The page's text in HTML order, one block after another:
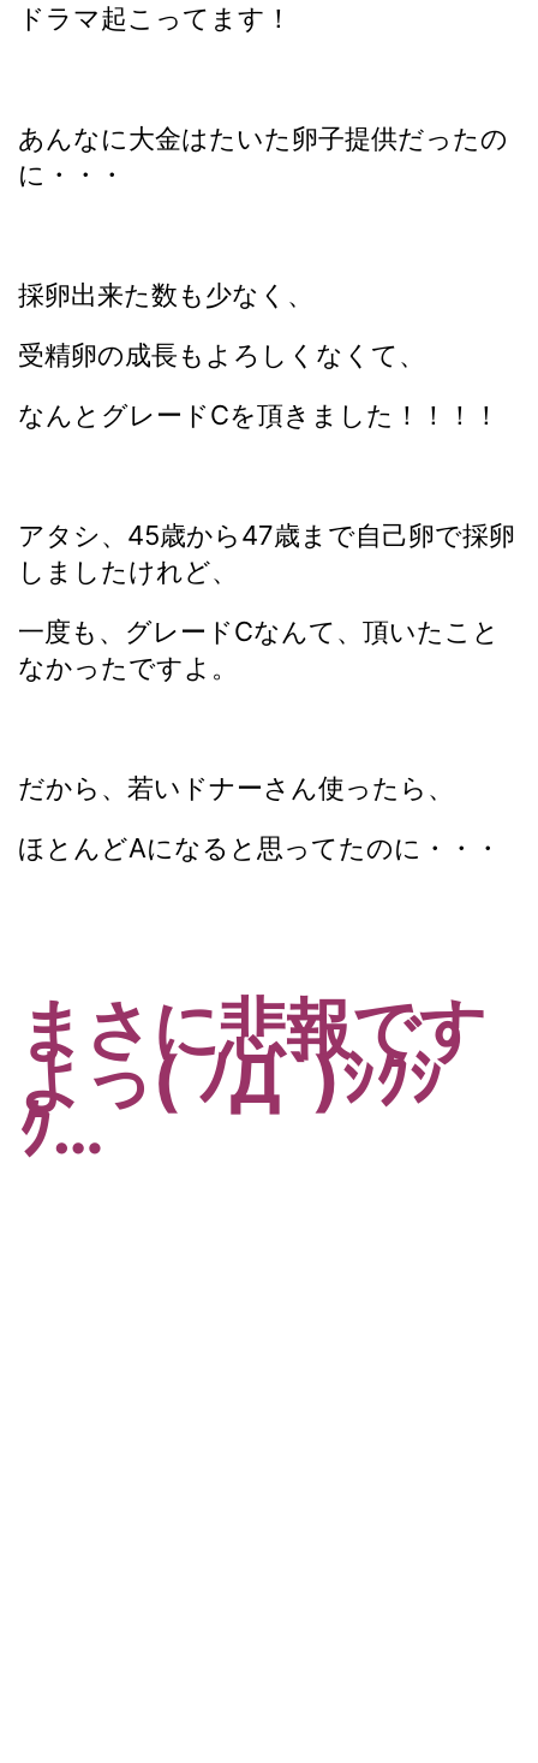
ドラマ起こってます！
あんなに大金はたいた卵子提供だったの
に・・・
採卵出来た数も少なく、
受精卵の成長もよろしくなくて、
なんとグレードCを頂きました！！！！
アタシ、45歳から47歳まで自己卵で採卵
しましたけれど、
一度も、グレードCなんて、頂いたこと
なかったですよ。
だから、若いドナーさん使ったら、
ほとんどAになると思ってたのに・・・
まさに悲報です
よっ( ﾉД`)ｼｸｼ
ｸ…